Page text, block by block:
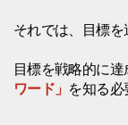
それでは、目標を
目標を戦略的に達
ワード」 を知る必